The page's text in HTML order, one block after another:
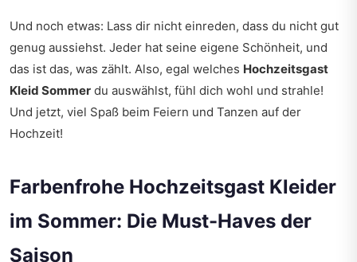
Und noch etwas: Lass dir nicht einreden, dass du nicht gut
genug aussiehst. Jeder hat seine eigene Schönheit, und
das ist das, was zählt. Also, egal welches Hochzeitsgast
Kleid Sommer du auswählst, fühl dich wohl und strahle!
Und jetzt, viel Spaß beim Feiern und Tanzen auf der
Hochzeit!
Farbenfrohe Hochzeitsgast Kleider
im Sommer: Die Must-Haves der
Saison